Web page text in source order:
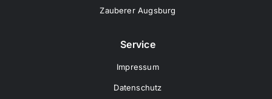
Zauberer Augsburg
Service
Impressum
Datenschutz